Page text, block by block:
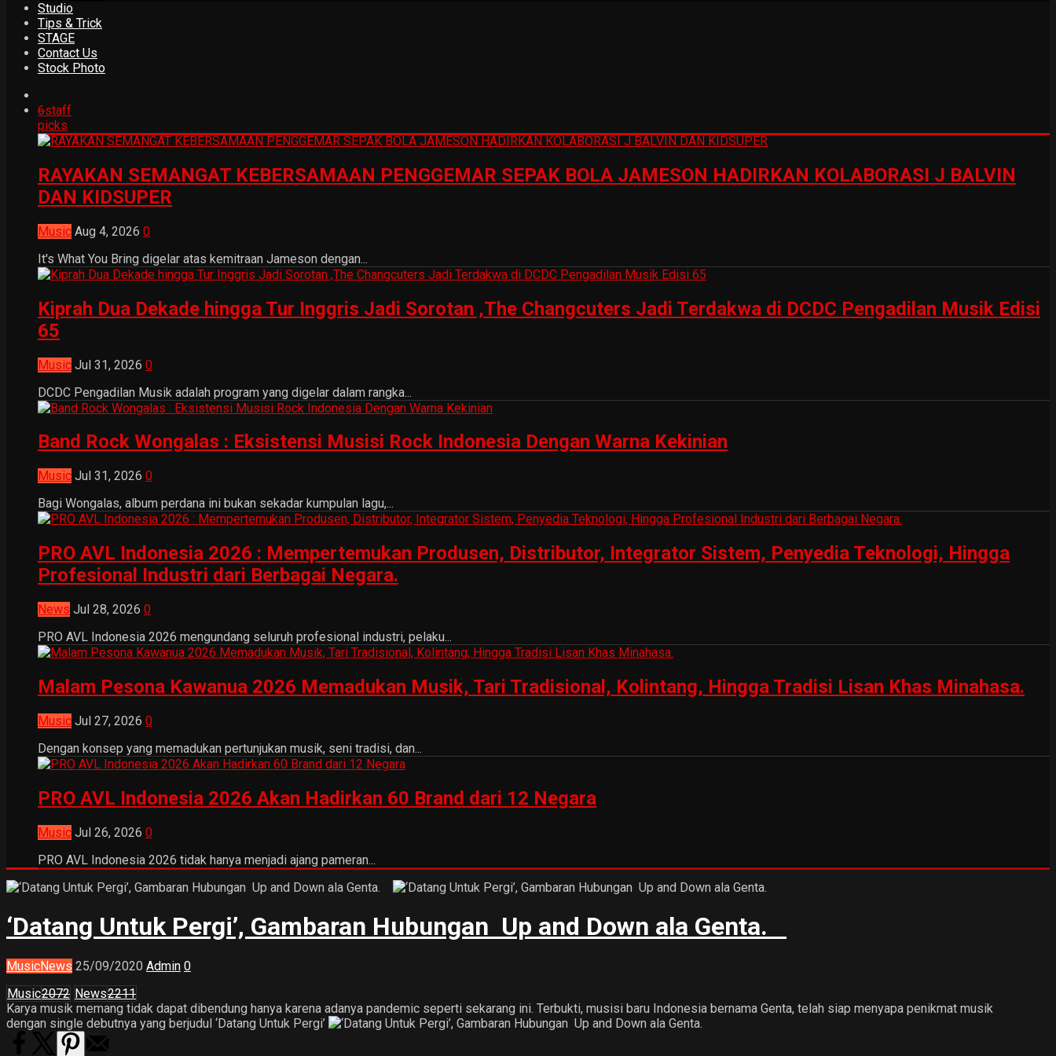
Studio
Tips & Trick
STAGE
Contact Us
Stock Photo
6staff
picks
RAYAKAN SEMANGAT KEBERSAMAAN PENGGEMAR SEPAK BOLA JAMESON HADIRKAN KOLABORASI J BALVIN
DAN KIDSUPER
Music Aug 4, 2026 0
It's What You Bring digelar atas kemitraan Jameson dengan...
Kiprah Dua Dekade hingga Tur Inggris Jadi Sorotan ,The Changcuters Jadi Terdakwa di DCDC Pengadilan Musik Edisi
65
Music Jul 31, 2026 0
DCDC Pengadilan Musik adalah program yang digelar dalam rangka...
Band Rock Wongalas : Eksistensi Musisi Rock Indonesia Dengan Warna Kekinian
Music Jul 31, 2026 0
Bagi Wongalas, album perdana ini bukan sekadar kumpulan lagu,...
PRO AVL Indonesia 2026 : Mempertemukan Produsen, Distributor, Integrator Sistem, Penyedia Teknologi, Hingga
Profesional Industri dari Berbagai Negara.
News Jul 28, 2026 0
PRO AVL Indonesia 2026 mengundang seluruh profesional industri, pelaku...
Malam Pesona Kawanua 2026 Memadukan Musik, Tari Tradisional, Kolintang, Hingga Tradisi Lisan Khas Minahasa.
Music Jul 27, 2026 0
Dengan konsep yang memadukan pertunjukan musik, seni tradisi, dan...
PRO AVL Indonesia 2026 Akan Hadirkan 60 Brand dari 12 Negara
Music Jul 26, 2026 0
PRO AVL Indonesia 2026 tidak hanya menjadi ajang pameran...
‘Datang Untuk Pergi’, Gambaran Hubungan Up and Down ala Genta.
MusicNews 25/09/2020 Admin 0
Music2072 News2211
Karya musik memang tidak dapat dibendung hanya karena adanya pandemic seperti sekarang ini. Terbukti, musisi baru Indonesia bernama Genta, telah siap menyapa penikmat musik
dengan single debutnya yang berjudul ‘Datang Untuk Pergi’